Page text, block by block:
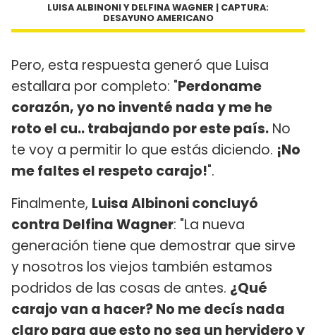
LUISA ALBINONI Y DELFINA WAGNER | CAPTURA:
DESAYUNO AMERICANO
Pero, esta respuesta generó que Luisa
estallara por completo: "Perdoname
corazón, yo no inventé nada y me he
roto el cu.. trabajando por este país. No
te voy a permitir lo que estás diciendo. ¡No
me faltes el respeto carajo!".
Finalmente, Luisa Albinoni concluyó
contra Delfina Wagner: "La nueva
generación tiene que demostrar que sirve
y nosotros los viejos también estamos
podridos de las cosas de antes. ¿Qué
carajo van a hacer? No me decís nada
claro para que esto no sea un hervidero y